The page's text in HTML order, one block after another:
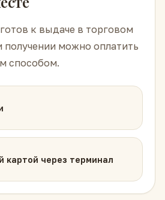
к выдаче в торговом
получении можно оплатить
способом.
картой через терминал